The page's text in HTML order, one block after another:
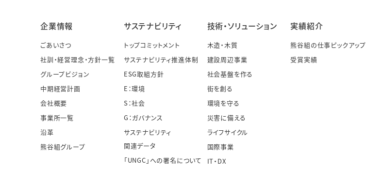
企業情報
ごあいさつ
社訓・経営理念・方針一覧
グループビジョン
中期経営計画
会社概要
事業所一覧
沿革
熊谷組グループ
サステナビリティ
トップコミットメント
サステナビリティ推進体制
ESG取組方針
E：環境
S：社会
G：ガバナンス
サステナビリティ
関連データ
「UNGC」への署名について
技術・ソリューション
木造・木質
建設周辺事業
社会基盤を作る
街を創る
環境を守る
災害に備える
ライフサイクル
国際事業
IT・DX
実績紹介
熊谷組の仕事ピックアップ
受賞実績